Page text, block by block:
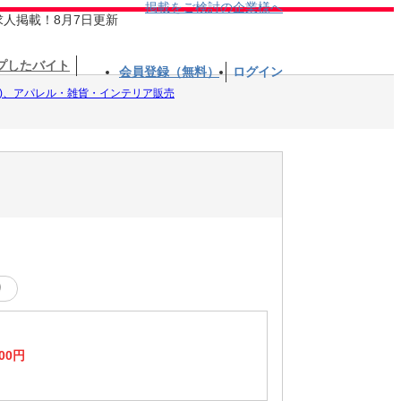
人掲載！8月7日更新
掲載をご検討の企業様へ
したバイト 会員登録（無料） ログイン
アパレル・雑貨・インテリア販売
円